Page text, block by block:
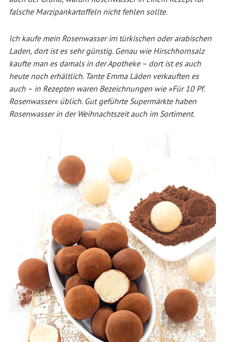
falsche Marzipankartoffeln nicht fehlen sollte.
Ich kaufe mein Rosenwasser im türkischen oder arabischen
Laden, dort ist es sehr günstig. Genau wie Hirschhornsalz
kaufte man es damals in der Apotheke – dort ist es auch
heute noch erhältlich. Tante Emma Läden verkauften es
auch – in Rezepten waren Bezeichnungen wie »Für 10 Pf.
Rosenwasser« üblich. Gut geführte Supermärkte haben
Rosenwasser in der Weihnachtszeit auch im Sortiment.